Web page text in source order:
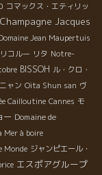
コマックス・エティリッ
Champagne Jacques
Domaine Jean Maupertuis
コルー リタ Notre-
BISSOH ル・クロ・
ャン Oita Shun san ヴ
Cailloutine Cannes モ
ー Domaine de
Mer à boire
Monde ジャンピエール・
エスポアグループ